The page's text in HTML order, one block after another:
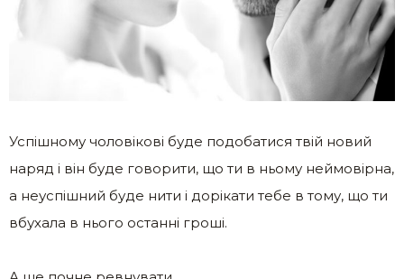
Успішному чоловікові буде подобатися твій новий
наряд і він буде говорити, що ти в ньому неймовірна,
а неуспішний буде нити і дорікати тебе в тому, що ти
вбухала в нього останні гроші.